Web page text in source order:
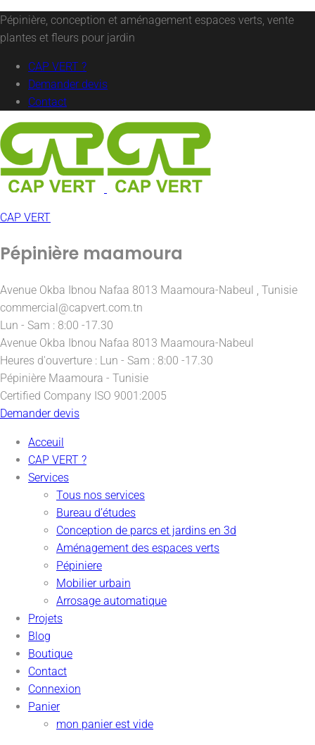
Pépinière, conception et aménagement espaces verts, vente
plantes et fleurs pour jardin
CAP VERT ?
Demander devis
Contact
CAP VERT
Pépinière maamoura
Avenue Okba Ibnou Nafaa 8013 Maamoura-Nabeul , Tunisie
commercial@capvert.com.tn
Lun - Sam : 8:00 -17.30
Avenue Okba Ibnou Nafaa 8013 Maamoura-Nabeul
Heures d'ouverture : Lun - Sam : 8:00 -17.30
Pépinière Maamoura - Tunisie
Certified Company ISO 9001:2005
Demander devis
Acceuil
CAP VERT ?
Services
Tous nos services
Bureau d’études
Conception de parcs et jardins en 3d
Aménagement des espaces verts
Pépiniere
Mobilier urbain
Arrosage automatique
Projets
Blog
Boutique
Contact
Connexion
Panier
mon panier est vide